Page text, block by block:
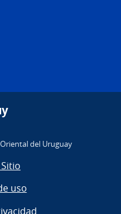
del Uruguay
uso